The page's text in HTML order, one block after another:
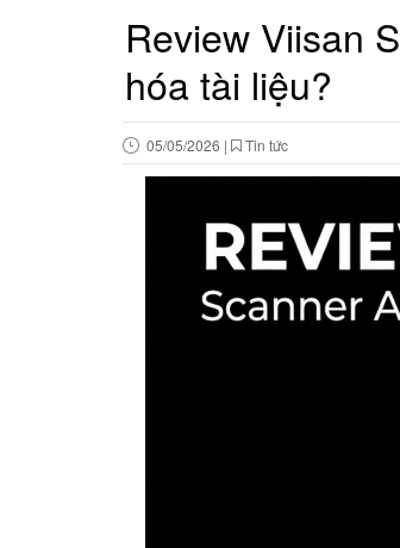
Review Viisan
hóa tài liệu?
05/05/2026 | Tin tức